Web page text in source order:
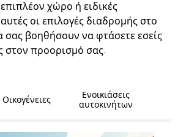
χώρο ή ειδικές
οι επιλογές διαδρομής στο
σας βοηθήσουν να φτάσετε εσείς
στον προορισμό σας.
Οικογένειες
Ενοικιάσεις
αυτοκινήτων